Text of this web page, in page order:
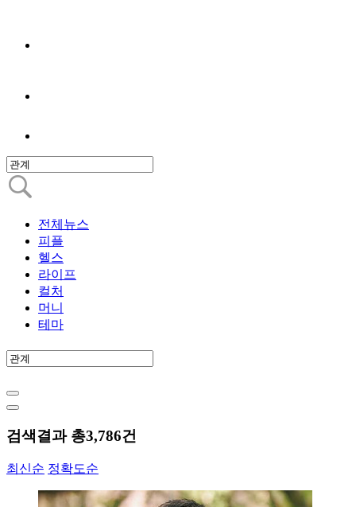
전체뉴스
피플
헬스
라이프
컬처
머니
테마
검색결과 총3,786건
최신순 정확도순